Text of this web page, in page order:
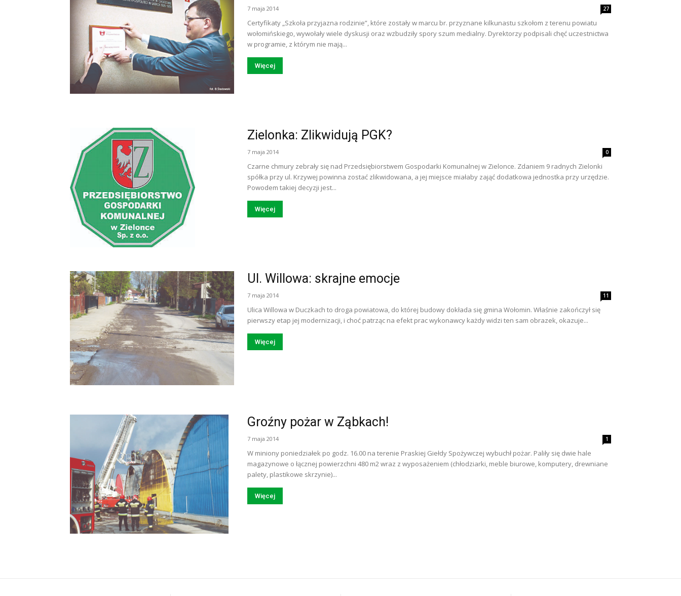
7 maja 2014 27
Certyfikaty „Szkoła przyjazna rodzinie”, które zostały w marcu br. przyznane kilkunastu szkołom z terenu powiatu
wołomińskiego, wywołały wiele dyskusji oraz wzbudziły spory szum medialny. Dyrektorzy podpisali chęć uczestnictwa
w programie, z którym nie mają...
Więcej
Zielonka: Zlikwidują PGK?
7 maja 2014 0
Czarne chmury zebrały się nad Przedsiębiorstwem Gospodarki Komunalnej w Zielonce. Zdaniem 9 radnych Zielonki
spółka przy ul. Krzywej powinna zostać zlikwidowana, a jej miejsce miałaby zająć dodatkowa jednostka przy urzędzie.
Powodem takiej decyzji jest...
Więcej
Ul. Willowa: skrajne emocje
7 maja 2014 11
Ulica Willowa w Duczkach to droga powiatowa, do której budowy dokłada się gmina Wołomin. Właśnie zakończył się
pierwszy etap jej modernizacji, i choć patrząc na efekt prac wykonawcy każdy widzi ten sam obrazek, okazuje...
Więcej
Groźny pożar w Ząbkach!
7 maja 2014 1
W miniony poniedziałek po godz. 16.00 na terenie Praskiej Giełdy Spożywczej wybuchł pożar. Paliły się dwie hale
magazynowe o łącznej powierzchni 480 m2 wraz z wyposażeniem (chłodziarki, meble biurowe, komputery, drewniane
palety, plastikowe skrzynie)...
Więcej